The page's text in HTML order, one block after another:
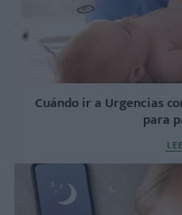
Cuándo ir a Urgencias
para